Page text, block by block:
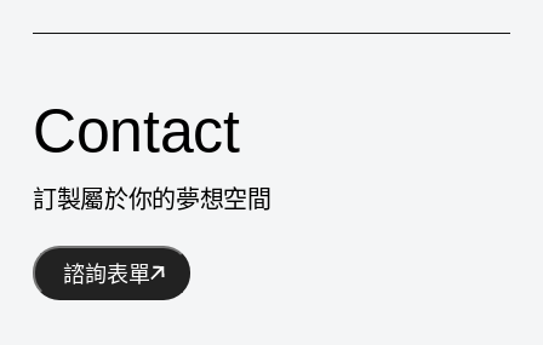
Contact
訂製屬於你的夢想空間
諮詢表單